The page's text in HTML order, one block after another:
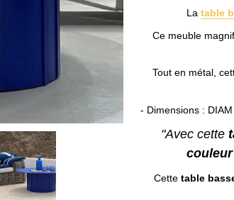
Latable
Ce meuble
Tout en métal,
- Dimensions :
"Avec cette
Cettetable